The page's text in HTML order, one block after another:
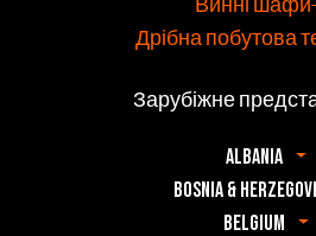
Дрібна побутова
Зарубіжне
Albania
Bosnia &
Belgium